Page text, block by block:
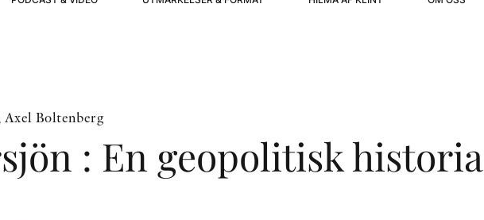
Axel Boltenberg
: En geopolitisk historia